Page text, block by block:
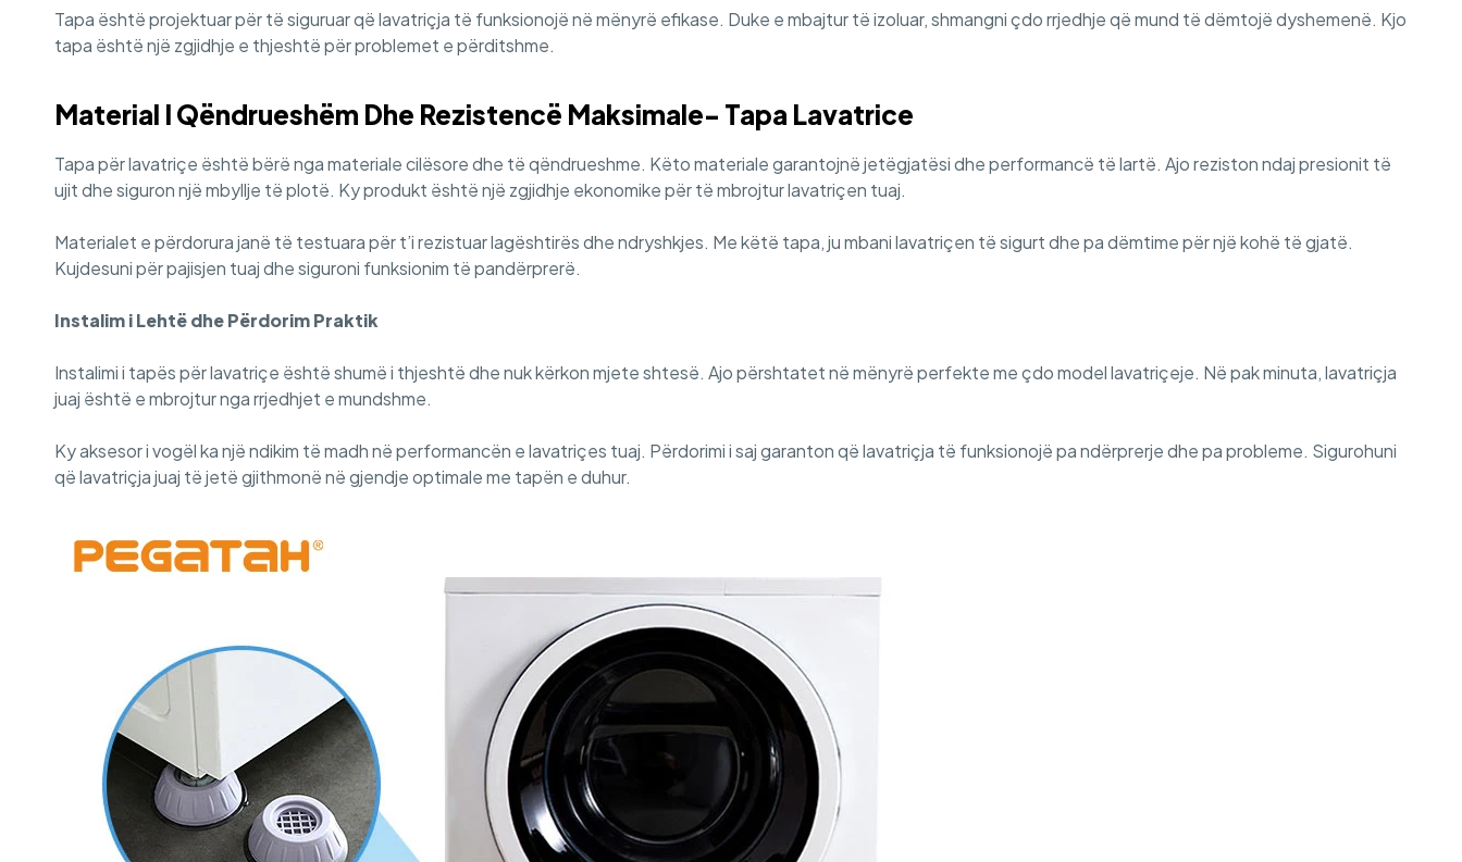
Tapa është projektuar për të siguruar që lavatriçja të funksionojë në mënyrë efikase. Duke e mbajtur të izoluar, shmangni çdo rrjedhje që mund të dëmtojë dyshemenë. Kjo
tapa është një zgjidhje e thjeshtë për problemet e përditshme.
Material I Qëndrueshëm Dhe Rezistencë Maksimale- Tapa Lavatrice
Tapa për lavatriçe është bërë nga materiale cilësore dhe të qëndrueshme. Këto materiale garantojnë jetëgjatësi dhe performancë të lartë. Ajo reziston ndaj presionit të
ujit dhe siguron një mbyllje të plotë. Ky produkt është një zgjidhje ekonomike për të mbrojtur lavatriçen tuaj.
Materialet e përdorura janë të testuara për t’i rezistuar lagështirës dhe ndryshkjes. Me këtë tapa, ju mbani lavatriçen të sigurt dhe pa dëmtime për një kohë të gjatë.
Kujdesuni për pajisjen tuaj dhe siguroni funksionim të pandërprerë.
Instalim i Lehtë dhe Përdorim Praktik
Instalimi i tapës për lavatriçe është shumë i thjeshtë dhe nuk kërkon mjete shtesë. Ajo përshtatet në mënyrë perfekte me çdo model lavatriçeje. Në pak minuta, lavatriçja
juaj është e mbrojtur nga rrjedhjet e mundshme.
Ky aksesor i vogël ka një ndikim të madh në performancën e lavatriçes tuaj. Përdorimi i saj garanton që lavatriçja të funksionojë pa ndërprerje dhe pa probleme. Sigurohuni
që lavatriçja juaj të jetë gjithmonë në gjendje optimale me tapën e duhur.